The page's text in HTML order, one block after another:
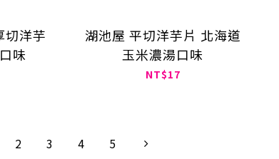
切洋芋
味
湖池屋 平切洋芋片 北海道
玉米濃湯口味
NT$17
2 3 4 5